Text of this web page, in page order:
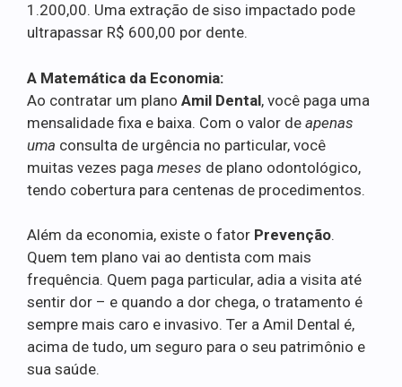
1.200,00. Uma extração de siso impactado pode
ultrapassar R$ 600,00 por dente.
A Matemática da Economia:
Ao contratar um plano Amil Dental, você paga uma
mensalidade fixa e baixa. Com o valor de apenas
uma consulta de urgência no particular, você
muitas vezes paga meses de plano odontológico,
tendo cobertura para centenas de procedimentos.
Além da economia, existe o fator Prevenção.
Quem tem plano vai ao dentista com mais
frequência. Quem paga particular, adia a visita até
sentir dor – e quando a dor chega, o tratamento é
sempre mais caro e invasivo. Ter a Amil Dental é,
acima de tudo, um seguro para o seu patrimônio e
sua saúde.